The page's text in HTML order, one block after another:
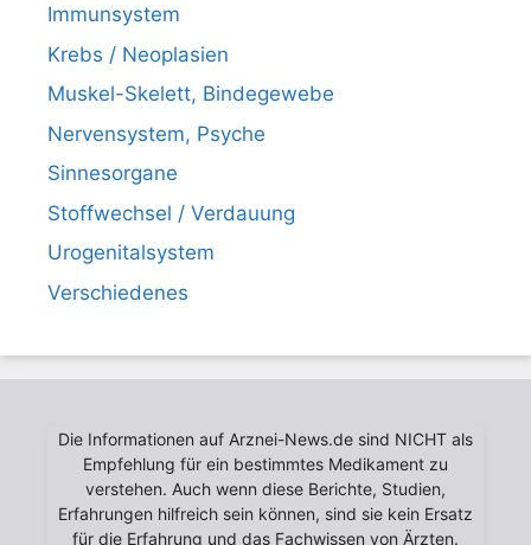
Immunsystem
Krebs / Neoplasien
Muskel-Skelett, Bindegewebe
Nervensystem, Psyche
Sinnesorgane
Stoffwechsel / Verdauung
Urogenitalsystem
Verschiedenes
Die Informationen auf Arznei-News.de sind NICHT als
Empfehlung für ein bestimmtes Medikament zu
verstehen. Auch wenn diese Berichte, Studien,
Erfahrungen hilfreich sein können, sind sie kein Ersatz
für die Erfahrung und das Fachwissen von Ärzten.